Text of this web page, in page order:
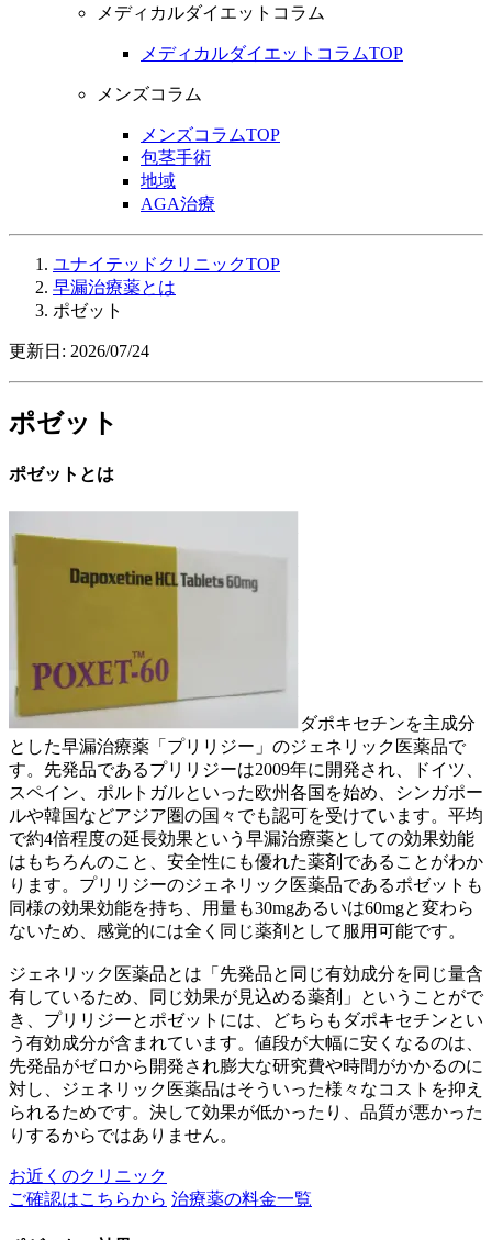
メディカルダイエットコラム
メディカルダイエットコラムTOP
メンズコラム
メンズコラムTOP
包茎手術
地域
AGA治療
ユナイテッドクリニックTOP
早漏治療薬とは
ポゼット
更新日: 2026/07/24
ポゼット
ポゼットとは
ダポキセチンを主成分
とした早漏治療薬「プリリジー」のジェネリック医薬品で
す。先発品であるプリリジーは2009年に開発され、ドイツ、
スペイン、ポルトガルといった欧州各国を始め、シンガポー
ルや韓国などアジア圏の国々でも認可を受けています。平均
で約4倍程度の延長効果という早漏治療薬としての効果効能
はもちろんのこと、安全性にも優れた薬剤であることがわか
ります。プリリジーのジェネリック医薬品であるポゼットも
同様の効果効能を持ち、用量も30mgあるいは60mgと変わら
ないため、感覚的には全く同じ薬剤として服用可能です。
ジェネリック医薬品とは「先発品と同じ有効成分を同じ量含
有しているため、同じ効果が見込める薬剤」ということがで
き、プリリジーとポゼットには、どちらもダポキセチンとい
う有効成分が含まれています。値段が大幅に安くなるのは、
先発品がゼロから開発され膨大な研究費や時間がかかるのに
対し、ジェネリック医薬品はそういった様々なコストを抑え
られるためです。決して効果が低かったり、品質が悪かった
りするからではありません。
お近くのクリニック
ご確認はこちらから 治療薬の料金一覧